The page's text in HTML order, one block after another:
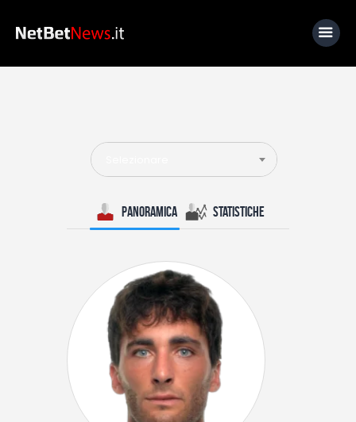
News
Calcio
Basket
Tennis
Lo Sapevi Che
Fantacalcio
I consigli di Giulia
Serie A
Panoramica Statistiche